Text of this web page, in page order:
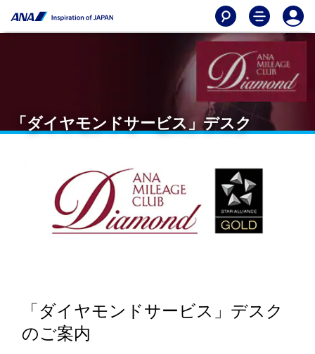
「ダイヤモンドサービス」デスク
「ダイヤモンドサービス」デスク
のご案内